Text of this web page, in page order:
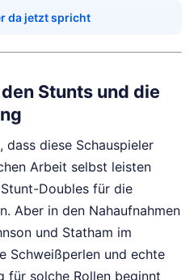
da jetzt spricht
Stunts und die
diese Schauspieler
Arbeit selbst leisten
Doubles für die
Aber in den Nahaufnahmen
und Statham im
Schweißperlen und echte
für solche Rollen beginnt